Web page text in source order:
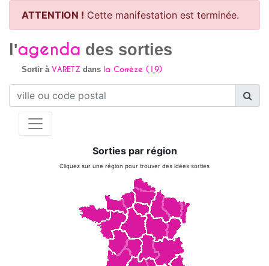
ATTENTION ! Cette manifestation est terminée.
l'agenda des sorties
Sortir à VARETZ dans la Corrèze (19)
Sorties par région
Cliquez sur une région pour trouver des idées sorties